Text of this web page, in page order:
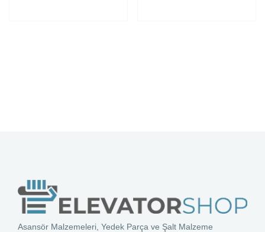
Asansör Malzemeleri, Yedek Parça ve Şalt Malzeme